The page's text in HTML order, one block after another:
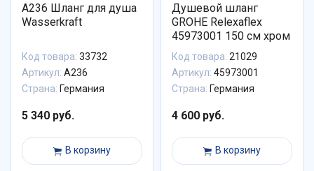
A236 Шланг для душа
Wasserkraft
Код товара: 33732
Артикул: A236
Страна: Германия
5 340 руб.
В корзину
Душевой шланг
GROHE Relexaflex
45973001 150 см хром
Код товара: 21029
Артикул: 45973001
Страна: Германия
4 600 руб.
В корзину